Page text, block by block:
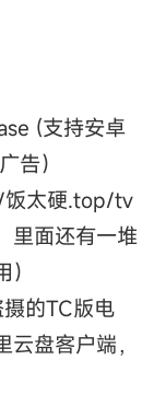
(支持安卓
告）
饭太硬.top/tv
里面还有一堆
的TC版电
盘客户端，